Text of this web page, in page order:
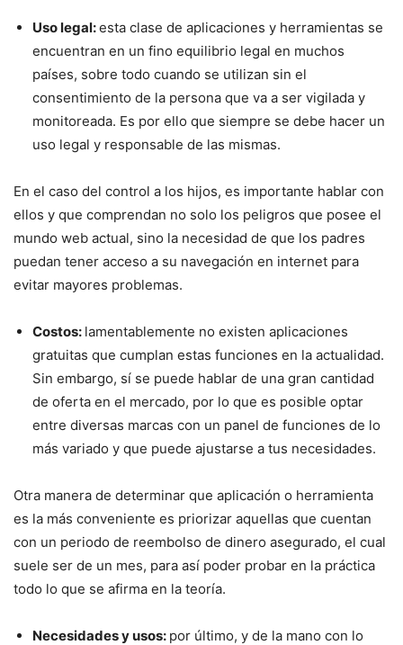
Uso legal:esta clase de aplicaciones y herramientas se
encuentran en un fino equilibrio legal en muchos
países, sobre todo cuando se utilizan sin el
consentimiento de la persona que va a ser vigilada y
monitoreada. Es por ello que siempre se debe hacer un
uso legal y responsable de las mismas.
En el caso del control a los hijos, es importante hablar con
ellos y que comprendan no solo los peligros que posee el
mundo web actual, sino la necesidad de que los padres
puedan tener acceso a su navegación en internet para
evitar mayores problemas.
Costos: lamentablemente no existen aplicaciones
gratuitas que cumplan estas funciones en la actualidad.
Sin embargo, sí se puede hablar de una gran cantidad
de oferta en el mercado, por lo que es posible optar
entre diversas marcas con un panel de funciones de lo
más variado y que puede ajustarse a tus necesidades.
Otra manera de determinar que aplicación o herramienta
es la más conveniente es priorizar aquellas que cuentan
con un periodo de reembolso de dinero asegurado, el cual
suele ser de un mes, para así poder probar en la práctica
todo lo que se afirma en la teoría.
Necesidades y usos: por último, y de la mano con lo